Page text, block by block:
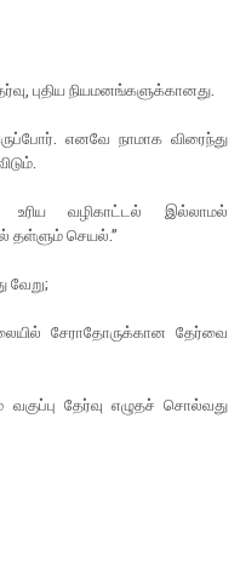
புதிய நியமனங்களுக்கானது.
எனவே நாமாக விரைந்து
உரிய வழிகாட்டல் இல்லாமல்
தள்ளும் செயல்.”
வேறு;
சேராதோருக்கான தேர்வை
தேர்வு எழுதச் சொல்வது